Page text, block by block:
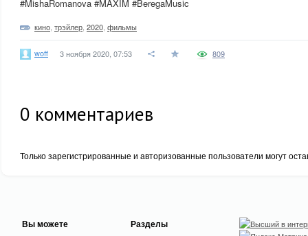
#MishaRomanova #MAXIM #BeregaMusic
кино трэйлер 2020 фильмы
woff 3 ноября 2020, 07:53 809
0 комментариев
Только зарегистрированные и авторизованные пользователи могут
Вы можете Разделы